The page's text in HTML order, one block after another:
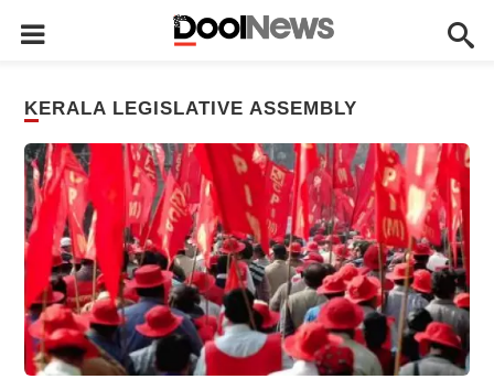
KERALA LEGISLATIVE ASSEMBLY